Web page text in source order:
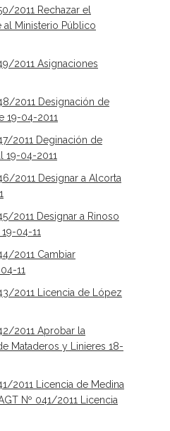
2011 Rechazar el
Ministerio Público
2011 Asignaciones
2011 Designación de
19-04-2011
2011 Deginación de
19-04-2011
2011 Designar a Alcorta
2011 Designar a Rinoso
04-11
2011 Cambiar
11
2011 Licencia de López
2011 Aprobar la
Mataderos y Linieres 18-
2011 Licencia de Medina
Nº 041/2011 Licencia